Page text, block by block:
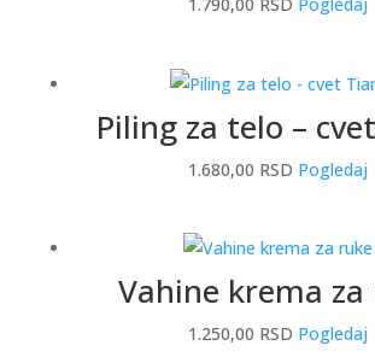
Piling za telo –
1.680,00 RSD Pogledaj
Vahine krema za
1.250,00 RSD Pogledaj